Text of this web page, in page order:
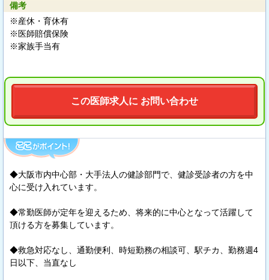
備考
※産休・育休有
※医師賠償保険
※家族手当有
この医師求人に お問い合わせ
◆大阪市内中心部・大手法人の健診部門で、健診受診者の方を中
心に受け入れています。
◆常勤医師が定年を迎えるため、将来的に中心となって活躍して
頂ける方を募集しています。
◆救急対応なし、通勤便利、時短勤務の相談可、駅チカ、勤務週4
日以下、当直なし